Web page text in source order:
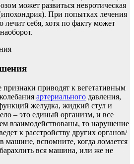
может развиться невротическая
При попытках лечения
лечит себя, хотя по факту может
приводят к вегетативным
артериального давления,
желудка, жидкий стул и
– это единый организм, и все
взаимодействованы, то нарушение
к расстройству других органов/
машине, вспомните, когда ломается
вся машина, или же не